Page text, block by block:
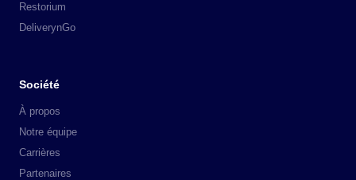
Restorium
DeliverynGo
Société
À propos
Notre équipe
Carrières
Partenaires